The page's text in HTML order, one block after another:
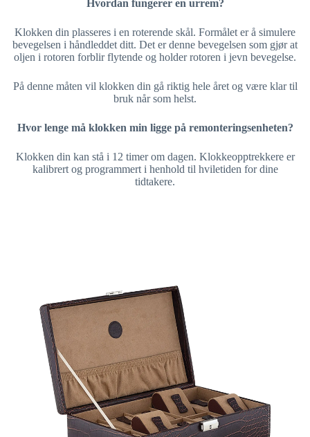
Hvordan fungerer en urrem?
Klokken din plasseres i en roterende skål. Formålet er å simulere
bevegelsen i håndleddet ditt. Det er denne bevegelsen som gjør at
oljen i rotoren forblir flytende og holder rotoren i jevn bevegelse.
På denne måten vil klokken din gå riktig hele året og være klar til
bruk når som helst.
Hvor lenge må klokken min ligge på remonteringsenheten?
Klokken din kan stå i 12 timer om dagen. Klokkeopptrekkere er
kalibrert og programmert i henhold til hviletiden for dine
tidtakere.